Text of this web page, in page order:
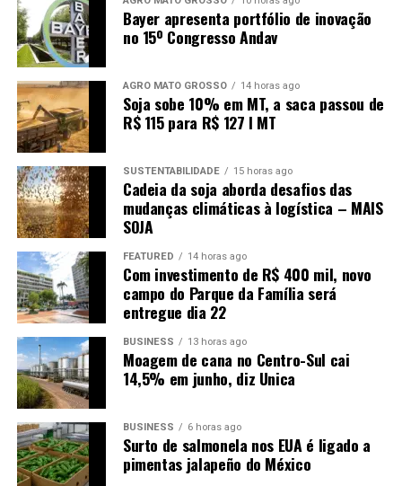
Bayer apresenta portfólio de inovação
no 15º Congresso Andav
AGRO MATO GROSSO 14 horas ago
Soja sobe 10% em MT, a saca passou de
R$ 115 para R$ 127 I MT
SUSTENTABILIDADE 15 horas ago
Cadeia da soja aborda desafios das
mudanças climáticas à logística – MAIS
SOJA
FEATURED 14 horas ago
Com investimento de R$ 400 mil, novo
campo do Parque da Família será
entregue dia 22
BUSINESS 13 horas ago
Moagem de cana no Centro-Sul cai
14,5% em junho, diz Unica
BUSINESS 6 horas ago
Surto de salmonela nos EUA é ligado a
pimentas jalapeño do México